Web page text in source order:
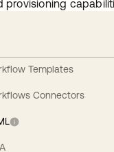
provisioning
Templates
Connectors